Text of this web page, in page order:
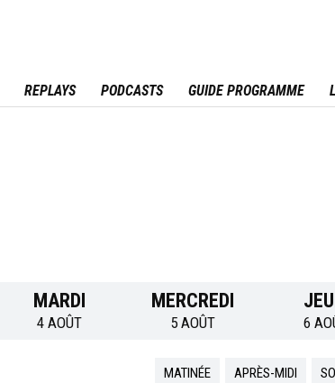
REPLAYS PODCASTS GUIDE PROGRAMME
MARDI
4 AOÛT
MERCREDI
5 AOÛT 6
MATINÉE APRÈS-MIDI